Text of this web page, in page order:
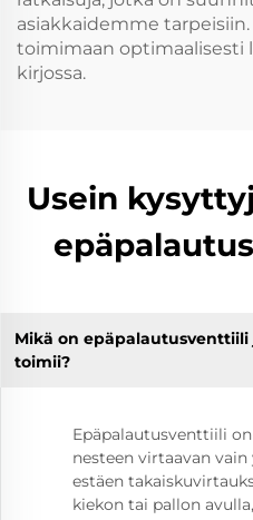
asiakkaidemme
toimimaan optimaalisesti
kirjossa.
Usein
Mikä on epäpalautusventtiili
toimii?
Epäpalautusventtiili
nesteen virtaavan
estäen
kiekon tai pallon